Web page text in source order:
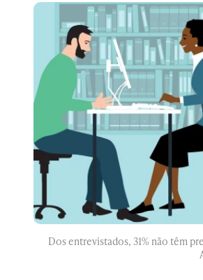
Dos entrevistados, 31% não têm